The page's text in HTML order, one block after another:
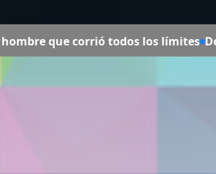
los límites Del agua turquesa al